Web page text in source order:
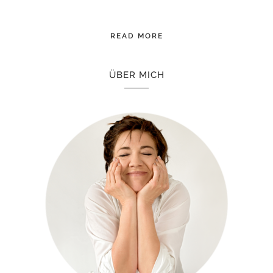
READ MORE
ÜBER MICH